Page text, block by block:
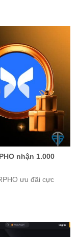
nhận 1.000
ưu đãi cực